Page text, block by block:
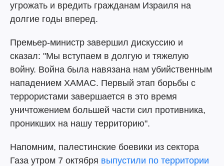
угрожать и вредить гражданам Израиля на
долгие годы вперед.
Премьер-министр завершил дискуссию и
сказал: "Мы вступаем в долгую и тяжелую
войну. Война была навязана нам убийственным
нападением ХАМАС. Первый этап борьбы с
террористами завершается в это время
уничтожением большей части сил противника,
проникших на нашу территорию".
Напомним, палестинские боевики из сектора
Газа утром 7 октября выпустили по территории